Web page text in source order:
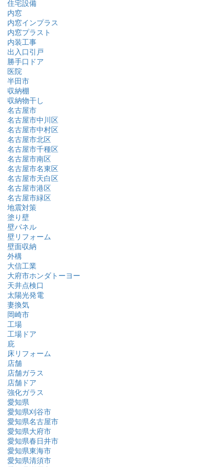
住宅設備
内窓
内窓インプラス
内窓プラスト
内装工事
出入口引戸
勝手口ドア
医院
半田市
収納棚
収納物干し
名古屋市
名古屋市中川区
名古屋市中村区
名古屋市北区
名古屋市千種区
名古屋市南区
名古屋市名東区
名古屋市天白区
名古屋市港区
名古屋市緑区
地震対策
塗り壁
壁パネル
壁リフォーム
壁面収納
外構
大信工業
大府市ホンダトーヨー
天井点検口
太陽光発電
妻換気
岡崎市
工場
工場ドア
庇
床リフォーム
店舗
店舗ガラス
店舗ドア
強化ガラス
愛知県
愛知県刈谷市
愛知県名古屋市
愛知県大府市
愛知県春日井市
愛知県東海市
愛知県清須市